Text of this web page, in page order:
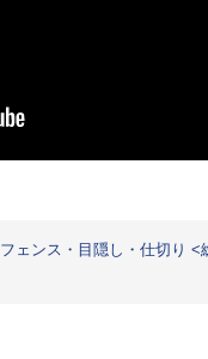
フェンス・目隠し・仕切り <